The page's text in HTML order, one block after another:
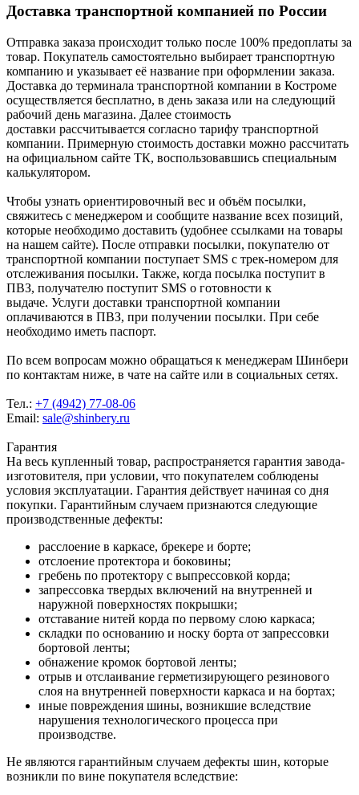
Доставка транспортной компанией по России
Отправка заказа происходит только после 100% предоплаты за
товар. Покупатель самостоятельно выбирает транспортную
компанию и указывает её название при оформлении заказа.
Доставка до терминала транспортной компании в Костроме
осуществляется бесплатно, в день заказа или на следующий
рабочий день магазина. Далее стоимость
доставки рассчитывается согласно тарифу транспортной
компании. Примерную стоимость доставки можно рассчитать
на официальном сайте ТК, воспользовавшись специальным
калькулятором.
Чтобы узнать ориентировочный вес и объём посылки,
свяжитесь с менеджером и сообщите название всех позиций,
которые необходимо доставить (удобнее ссылками на товары
на нашем сайте). После отправки посылки, покупателю от
транспортной компании поступает SMS с трек-номером для
отслеживания посылки. Также, когда посылка поступит в
ПВЗ, получателю поступит SMS о готовности к
выдаче. Услуги доставки транспортной компании
оплачиваются в ПВЗ, при получении посылки. При себе
необходимо иметь паспорт.
По всем вопросам можно обращаться к менеджерам Шинбери
по контактам ниже, в чате на сайте или в социальных сетях.
Тел.: +7 (4942) 77-08-06
Email: sale@shinbery.ru
Гарантия
На весь купленный товар, распространяется гарантия завода-
изготовителя, при условии, что покупателем соблюдены
условия эксплуатации. Гарантия действует начиная со дня
покупки. Гарантийным случаем признаются следующие
производственные дефекты:
расслоение в каркасе, брекере и борте;
отслоение протектора и боковины;
гребень по протектору с выпрессовкой корда;
запрессовка твердых включений на внутренней и
наружной поверхностях покрышки;
отставание нитей корда по первому слою каркаса;
складки по основанию и носку борта от запрессовки
бортовой ленты;
обнажение кромок бортовой ленты;
отрыв и отслаивание герметизирующего резинового
слоя на внутренней поверхности каркаса и на бортах;
иные повреждения шины, возникшие вследствие
нарушения технологического процесса при
производстве.
Не являются гарантийным случаем дефекты шин, которые
возникли по вине покупателя вследствие: